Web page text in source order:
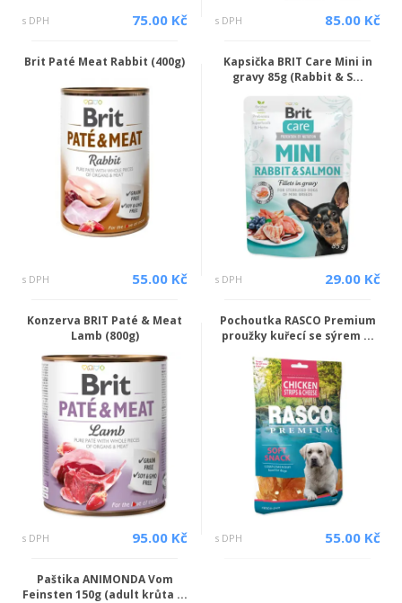
s DPH 75.00 Kč s DPH 85.00 Kč
Brit Paté Meat Rabbit (400g)
s DPH 55.00 Kč
Kapsička BRIT Care Mini in
gravy 85g (Rabbit & S...
s DPH 29.00 Kč
Konzerva BRIT Paté & Meat
Lamb (800g)
s DPH 95.00 Kč
Pochoutka RASCO Premium
proužky kuřecí se sýrem ...
s DPH 55.00 Kč
Paštika ANIMONDA Vom
Feinsten 150g (adult krůta ...